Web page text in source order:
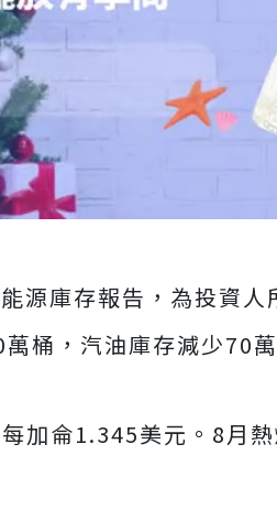
源庫存報告，為投資人
桶，汽油庫存減少70
加侖1.345美元。8月